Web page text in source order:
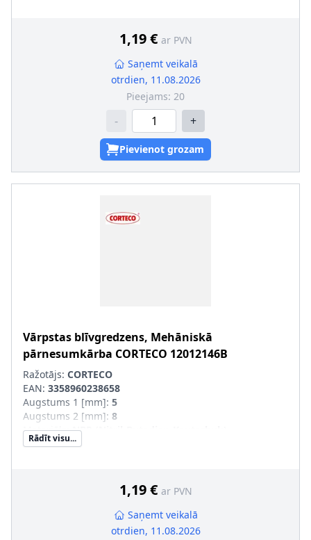
1,19 € ar PVN
Saņemt veikalā
otrdien, 11.08.2026
Pieejams: 20
- +
Pievienot grozam
Vārpstas blīvgredzens, Mehāniskā
pārnesumkārba CORTECO 12012146B
Ražotājs: CORTECO
EAN: 3358960238658
Augstums 1 [mm]: 5
Augstums 2 [mm]: 8
Materiāls:NBR (Nitril-Butadien-Kautschuk)
Ārējais diametrs 1 [mm]
Rādīt visu...
1,19 € ar PVN
Saņemt veikalā
otrdien, 11.08.2026